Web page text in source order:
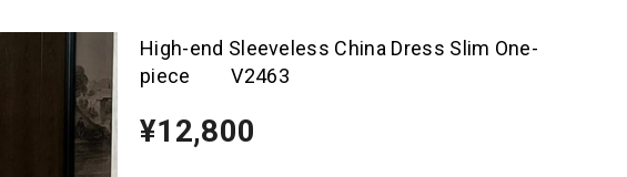
High-end Sleeveless China Dress Slim One-
piece V2463
¥12,800